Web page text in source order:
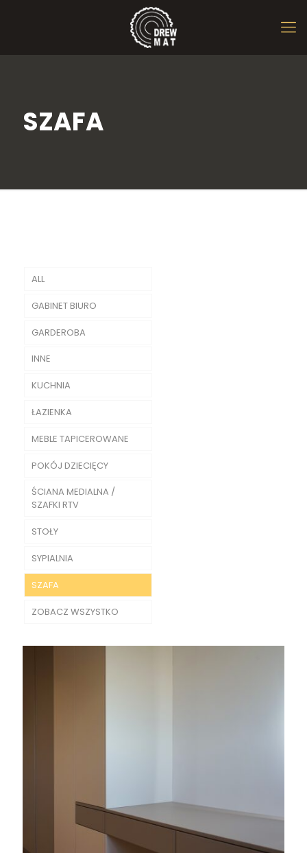
SZAFA
ALL
GABINET BIURO
GARDEROBA
INNE
KUCHNIA
ŁAZIENKA
MEBLE TAPICEROWANE
POKÓJ DZIECIĘCY
ŚCIANA MEDIALNA /
SZAFKI RTV
STOŁY
SYPIALNIA
SZAFA
ZOBACZ WSZYSTKO